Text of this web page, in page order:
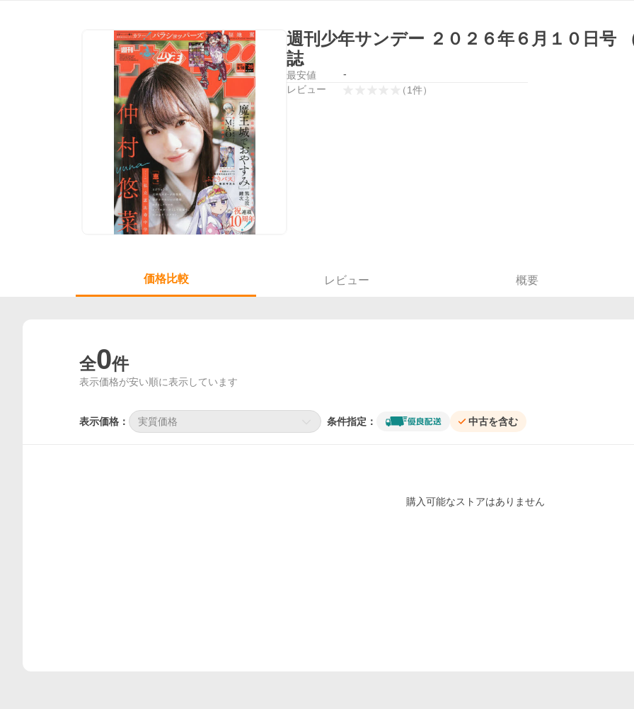
週刊少年サンデー ２０２６年６月１０日号
誌
最安値
-
レビュー
（1件）
価格比較 レビュー 概要
全0件
表示価格が安い順に表示しています
表示価格： 実質価格 条件指定： 中古を含む
購入可能なストアはありません